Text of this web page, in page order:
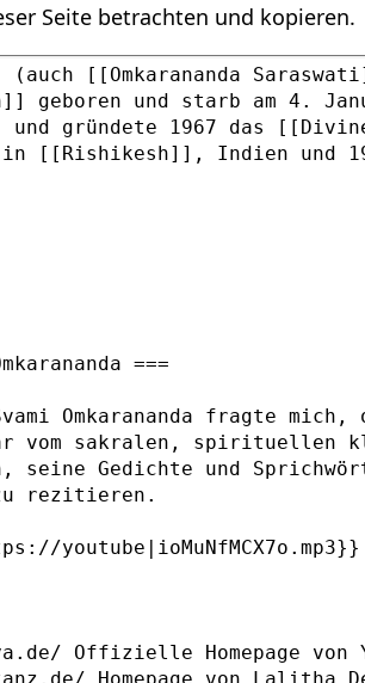
Seite betrachten und kopieren.